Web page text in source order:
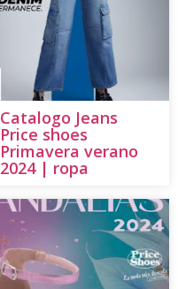
Catalogo Jeans
Price shoes
Primavera verano
2024 | ropa